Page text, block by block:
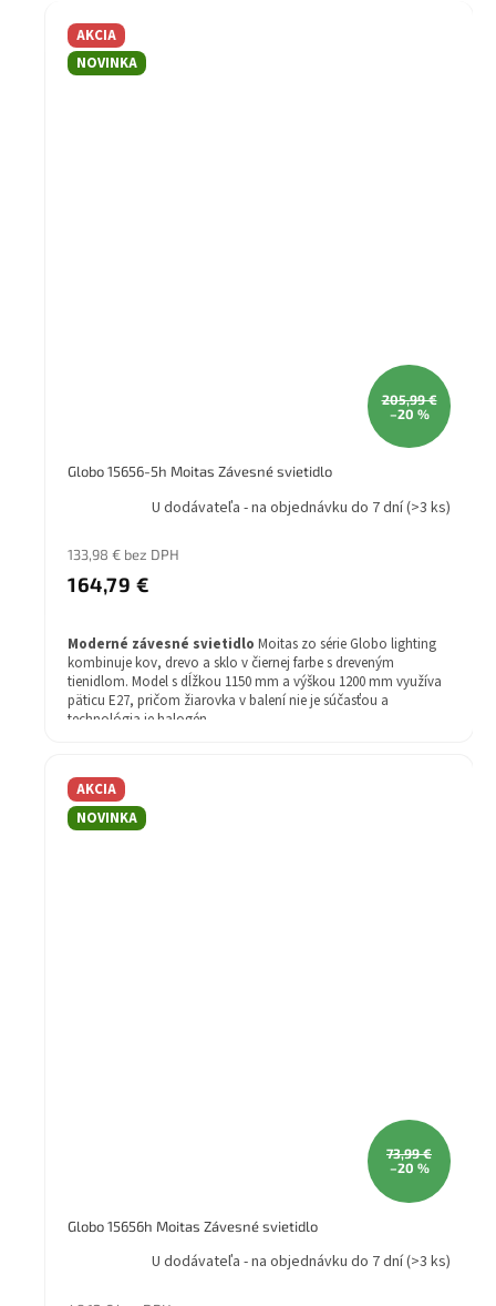
AKCIA
NOVINKA
205,99 €
–20 %
Globo 15656-5h Moitas Závesné svietidlo
U dodávateľa - na objednávku do 7 dní(>3 ks)
133,98 € bez DPH
164,79 €
Moderné závesné svietidlo Moitas zo série Globo lighting
kombinuje kov, drevo a sklo v čiernej farbe s dreveným
tienidlom. Model s dĺžkou 1150 mm a výškou 1200 mm využíva
päticu E27, pričom žiarovka v balení nie je súčasťou a
technológia je halogén.
Žiarovka v balení: Nie
Farba svietidla: čierna
Farba tienidla: drevený
Záruka: 2 rok
AKCIA
NOVINKA
73,99 €
–20 %
Globo 15656h Moitas Závesné svietidlo
U dodávateľa - na objednávku do 7 dní(>3 ks)